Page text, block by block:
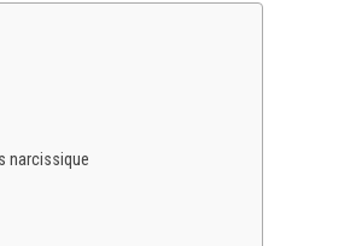
narcissique